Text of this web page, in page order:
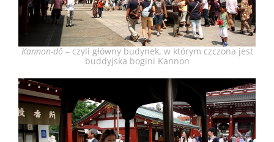
Kannon-dō – czyli główny budynek, w którym czczona jest
buddyjska bogini Kannon